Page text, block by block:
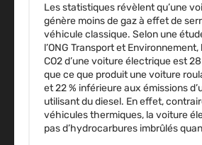
Les statistiques révèlent qu’une
génère moins de gaz à effet de
véhicule classique. Selon une
l’ONG Transport et Environnement,
CO2 d’une voiture électrique est
que ce que produit une voiture
et 22 % inférieure aux émissions
utilisant du diesel. En effet,
véhicules thermiques, la voiture
pas d’hydrocarbures imbrûlés